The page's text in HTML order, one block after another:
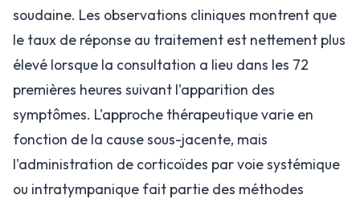
soudaine. Les observations cliniques montrent que
le taux de réponse au traitement est nettement plus
élevé lorsque la consultation a lieu dans les 72
premières heures suivant l'apparition des
symptômes. L'approche thérapeutique varie en
fonction de la cause sous-jacente, mais
l'administration de corticoïdes par voie systémique
ou intratympanique fait partie des méthodes